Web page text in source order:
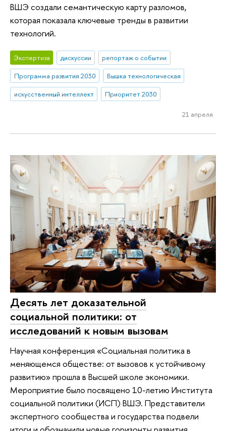
ВШЭ создали семантическую карту разломов,
которая показала ключевые тренды в развитии
технологий.
Экспертиза дискуссии
репортаж о событии
Программа развития 2030
Вышка технологическая
искусственный интеллект
Приоритет 2030
21 апреля
Десять лет доказательной
социальной политики: от
исследований к новым вызовам
Научная конференция «Социальная политика в
меняющемся обществе: от вызовов к устойчивому
развитию» прошла в Высшей школе экономики.
Мероприятие было посвящено 10-летию Института
социальной политики (ИСП) ВШЭ. Представители
экспертного сообщества и государства подвели